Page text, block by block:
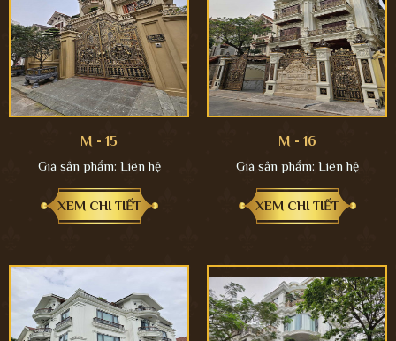
M - 15
Giá sản phẩm: Liên hệ
XEM CHI TIẾT
M - 16
Giá sản phẩm: Liên hệ
XEM CHI TIẾT